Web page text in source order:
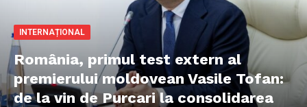
INTERNAȚIONAL
România, primul test extern al
premierului moldovean Vasile Tofan:
de la vin de Purcari la consolidarea